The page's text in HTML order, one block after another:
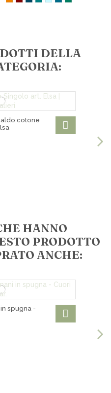
DELLA
cotone
HANNO
PRODOTTO
ANCHE:
spugna -